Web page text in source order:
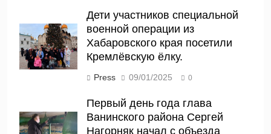
Дети участников специальной
военной операции из
Хабаровского края посетили
Кремлёвскую ёлку.
Press 09/01/2025 0
Первый день года глава
Ванинского района Сергей
Нагорняк начал с объезда